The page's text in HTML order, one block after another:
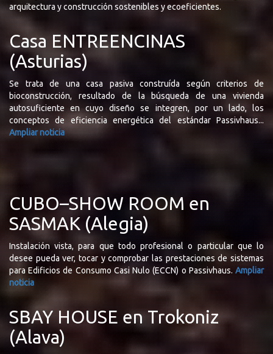
arquitectura y construcción sostenibles y ecoeficientes.
Casa ENTREENCINAS
(Asturias)
Se trata de una casa pasiva construída según criterios de
bioconstrucción, resultado de la búsqueda de una vivienda
autosuficiente en cuyo diseño se integren, por un lado, los
conceptos de eficiencia energética del estándar Passivhaus...
Ampliar noticia
CUBO–SHOW ROOM en
SASMAK (Alegia)
Instalación vista, para que todo profesional o particular que lo
desee pueda ver, tocar y comprobar las prestaciones de sistemas
para Edificios de Consumo Casi Nulo (ECCN) o Passivhaus.Ampliar
noticia
SBAY HOUSE en Trokoniz
(Alava)